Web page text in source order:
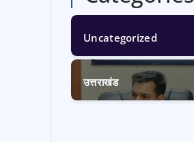
Uncategorized
उत्तराखंड